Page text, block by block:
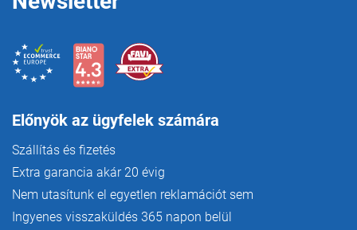
Előnyök az ügyfelek számára
Szállítás és fizetés
Extra garancia akár 20 évig
Nem utasítunk el egyetlen reklamációt sem
Ingyenes visszaküldés 365 napon belül